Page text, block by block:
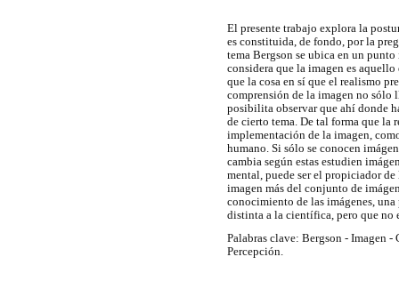
El presente trabajo explora la
es constituida, de fondo, por la
tema Bergson se ubica en un
considera que la imagen es aquello
que la cosa en sí que el realismo
comprensión de la imagen no sólo
posibilita observar que ahí donde
de cierto tema. De tal forma que la
implementación de la imagen,
humano. Si sólo se conocen
cambia según estas estudien
mental, puede ser el propiciador de
imagen más del conjunto de
conocimiento de las imágenes,
distinta a la científica, pero que no
Palabras clave: Bergson - Imagen
Percepción.